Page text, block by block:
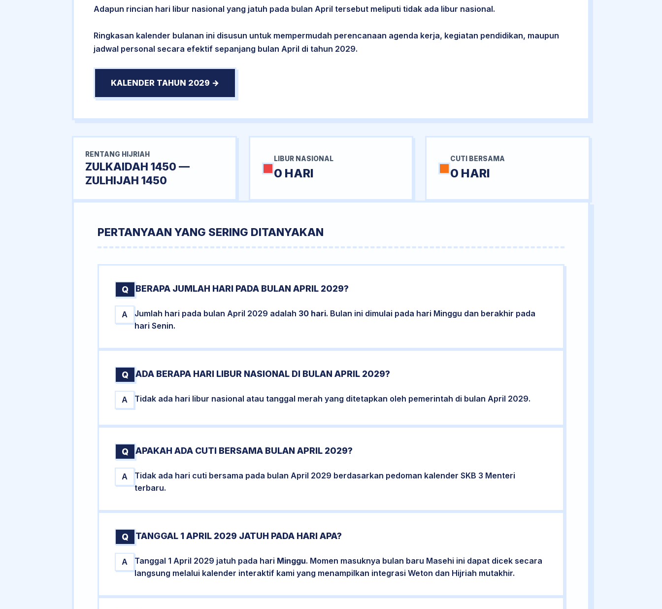
Adapun rincian hari libur nasional yang jatuh pada bulan April tersebut meliputi tidak ada libur nasional.
Ringkasan kalender bulanan ini disusun untuk mempermudah perencanaan agenda kerja, kegiatan pendidikan, maupun
jadwal personal secara efektif sepanjang bulan April di tahun 2029.
KALENDER TAHUN 2029 →
RENTANG HIJRIAH
ZULKAIDAH 1450 —
ZULHIJAH 1450
LIBUR NASIONAL
0 HARI
CUTI BERSAMA
0 HARI
PERTANYAAN YANG SERING DITANYAKAN
Q BERAPA JUMLAH HARI PADA BULAN APRIL 2029?
A Jumlah hari pada bulan April 2029 adalah 30 hari. Bulan ini dimulai pada hari Minggu dan berakhir pada
hari Senin.
Q ADA BERAPA HARI LIBUR NASIONAL DI BULAN APRIL 2029?
A Tidak ada hari libur nasional atau tanggal merah yang ditetapkan oleh pemerintah di bulan April 2029.
Q APAKAH ADA CUTI BERSAMA BULAN APRIL 2029?
A
Tidak ada hari cuti bersama pada bulan April 2029 berdasarkan pedoman kalender SKB 3 Menteri
terbaru.
Q TANGGAL 1 APRIL 2029 JATUH PADA HARI APA?
A Tanggal 1 April 2029 jatuh pada hari Minggu. Momen masuknya bulan baru Masehi ini dapat dicek secara
langsung melalui kalender interaktif kami yang menampilkan integrasi Weton dan Hijriah mutakhir.